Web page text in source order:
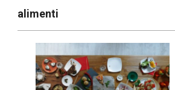
alimenti